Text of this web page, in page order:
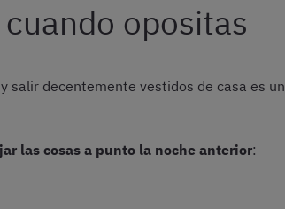
opositas
salir decentemente vestidos de casa es un
las cosas a punto la noche anterior: